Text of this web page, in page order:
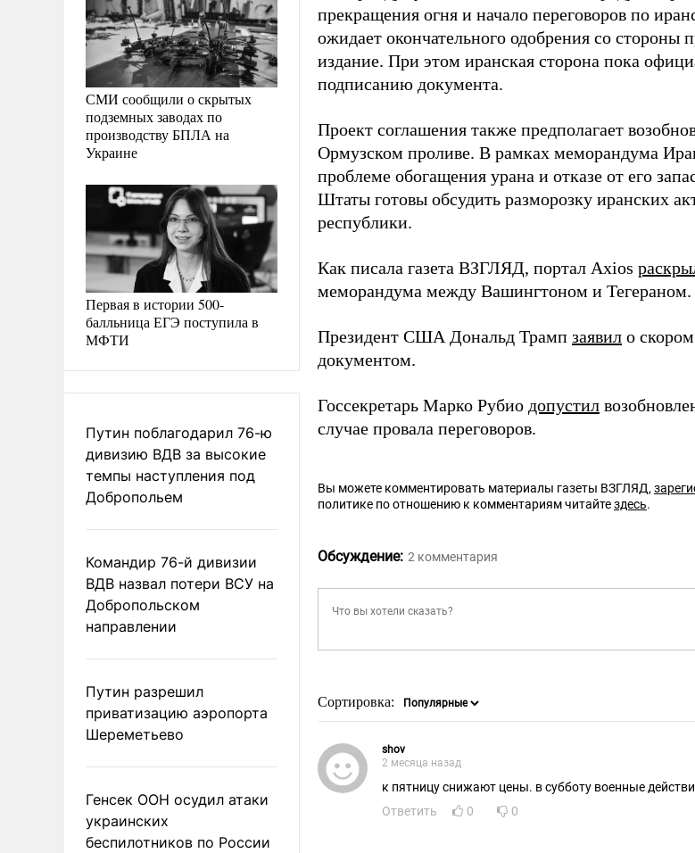
СМИ сообщили о скрытых
подземных заводах по
производству БПЛА на
Украине
Первая в истории 500-
балльница ЕГЭ поступила в
МФТИ
Путин поблагодарил 76-ю
дивизию ВДВ за высокие
темпы наступления под
Добропольем
Командир 76-й дивизии
ВДВ назвал потери ВСУ на
Добропольском
направлении
Путин разрешил
приватизацию аэропорта
Шереметьево
Генсек ООН осудил атаки
украинских
беспилотников по России
прекращения огня и начало переговоров по
ожидает окончательного одобрения со стороны
издание. При этом иранская сторона пока
подписанию документа.
Проект соглашения также предполагает
Ормузском проливе. В рамках меморандума
проблеме обогащения урана и отказе от его
Штаты готовы обсудить разморозку иранских
республики.
Как писала газета ВЗГЛЯД, портал Axios
меморандума между Вашингтоном и Тегераном.
Президент США Дональд Трамп заявил о
документом.
Госсекретарь Марко Рубио допустил
случае провала переговоров.
Вы можете комментировать материалы газеты ВЗГЛЯД,
политике по отношению к комментариям читайтездесь.
Обсуждение: 2 комментария
Сортировка:
shov
2 месяца назад
к пятницу снижают цены. в субботу военные
Ответить
0 0